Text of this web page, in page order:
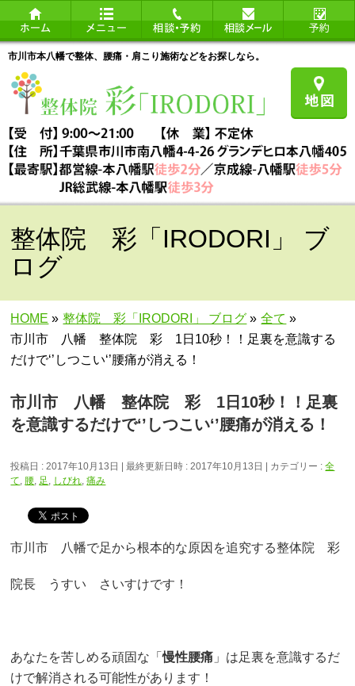
市川市本八幡で整体、腰痛・肩こり施術などをお探しなら。
整体院 彩「IRODORI」 ブ
ログ
HOME » 整体院 彩「IRODORI」 ブログ » 全て »
市川市 八幡 整体院 彩 1日10秒！！足裏を意識する
だけで‘’しつこい‘’腰痛が消える！
市川市 八幡 整体院 彩 1日10秒！！足裏
を意識するだけで‘’しつこい‘’腰痛が消える！
投稿日 : 2017年10月13日 最終更新日時 : 2017年10月13日 カテゴリー :全
て, 腰, 足 , しびれ,痛み
市川市 八幡で足から根本的な原因を追究する整体院 彩
院長 うすい さいすけです！
あなたを苦しめる頑固な「慢性腰痛 」は足裏を意識するだ
けで解消される可能性があります！